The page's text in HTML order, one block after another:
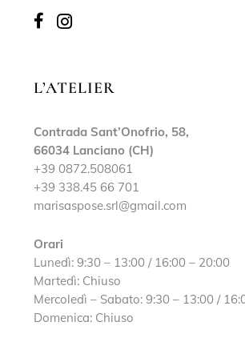
L’ATELIER
Contrada Sant’Onofrio, 58,
66034 Lanciano (CH)
+39 0872.508061
+39 338.45 66 701
marisaspose.srl@gmail.com
Orari
Lunedì: 9:30 – 13:00 / 16:00 – 20:00
Martedì: Chiuso
Mercoledì – Sabato: 9:30 – 13:00 /
Domenica: Chiuso